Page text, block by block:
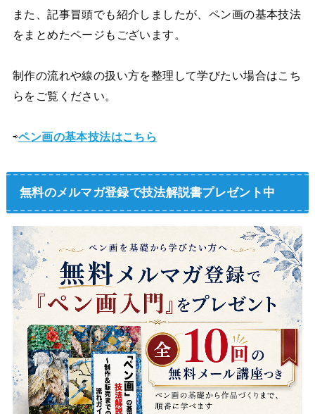
また、記事冒頭でも紹介しましたが、ペン画の基本技法
をまとめたページもございます。
制作の流れや線の扱い方を整理して学びたい場合はこち
らをご覧ください。
⇨ペン画の基本技法はこちら
無料のメルマガ登録で技法解説書プレゼント中